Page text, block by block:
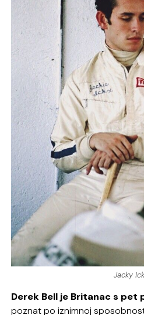
Jacky
Derek Bell je Britanac s pet
poznat po iznimnoj